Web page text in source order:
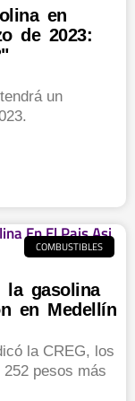
en
de 2023:
un
COMBUSTIBLES
la gasolina
en Medellín
la CREG, los
pesos más